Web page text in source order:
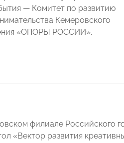
— Комитет по развитию
Кемеровского
«ОПОРЫ РОССИИ».
филиале Российского
«Вектор развития